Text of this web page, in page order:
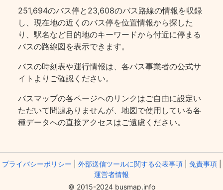
251,694のバス停と23,608のバス路線の情報を収録
し、現在地の近くのバス停を位置情報から探した
り、駅名など目的地のキーワードから付近に停まる
バスの路線図を表示できます。
バスの時刻表や運行情報は、各バス事業者の公式サ
イトよりご確認ください。
バスマップの各ページヘのリンクはご自由に設定い
ただいて問題ありませんが、地図で使用している各
種データへの直接アクセスはご遠慮ください。
プライバシーポリシー 外部送信ツールに関する公表事項| 免責事項|
運営者情報
© 2015-2024 busmap.info